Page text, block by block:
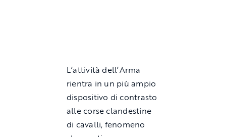
L’attività dell’Arma
rientra in un più ampio
dispositivo di contrasto
alle corse clandestine
di cavalli, fenomeno